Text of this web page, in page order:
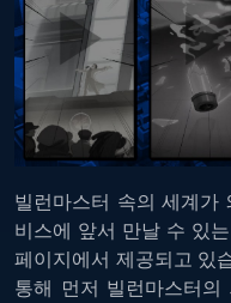
빌런마스터 속의 세계가
비스에 앞서 만날 수 있
페이지에서 제공되고 있
통해 먼저 빌런마스터